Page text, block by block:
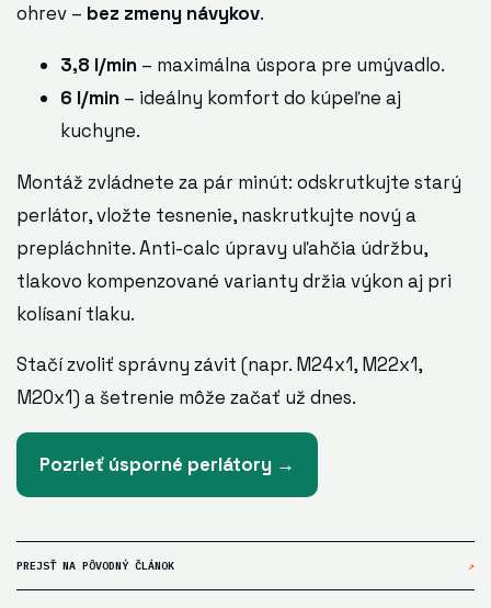
ohrev – bez zmeny návykov.
3,8 l/min – maximálna úspora pre umývadlo.
6 l/min – ideálny komfort do kúpeľne aj
kuchyne.
Montáž zvládnete za pár minút: odskrutkujte starý
perlátor, vložte tesnenie, naskrutkujte nový a
prepláchnite. Anti-calc úpravy uľahčia údržbu,
tlakovo kompenzované varianty držia výkon aj pri
kolísaní tlaku.
Stačí zvoliť správny závit (napr. M24x1, M22x1,
M20x1) a šetrenie môže začať už dnes.
Pozrieť úsporné perlátory →
PREJSŤ NA PÔVODNÝ ČLÁNOK ↗